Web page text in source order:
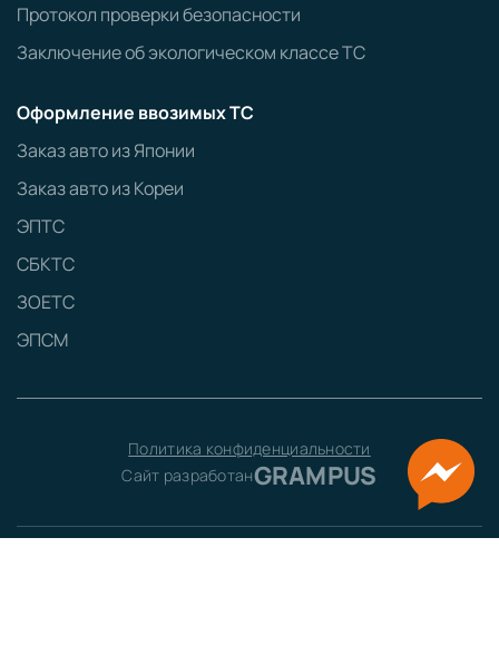
Протокол проверки безопасности
Заключение об экологическом классе ТС
Оформление ввозимых ТС
Заказ авто из Японии
Заказ авто из Кореи
ЭПТС
СБКТС
ЗОЕТС
ЭПСМ
Политика конфиденциальности
Сайт разработанGRAMPUS